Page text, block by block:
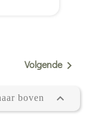
Volgende
boven 